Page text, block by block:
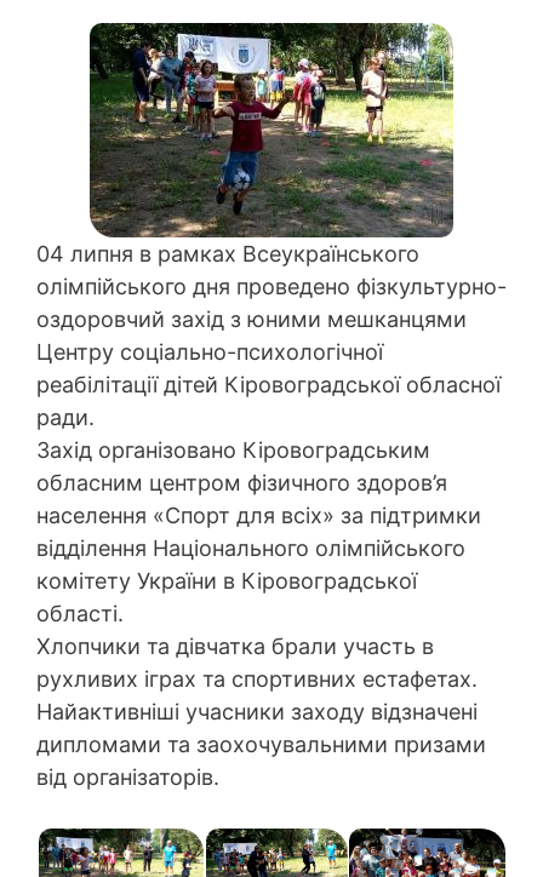
04 липня в рамках Всеукраїнського
олімпійського дня проведено фізкультурно-
оздоровчий захід з юними мешканцями
Центру соціально-психологічної
реабілітації дітей Кіровоградської обласної
ради.
Захід організовано Кіровоградським
обласним центром фізичного здоров’я
населення «Спорт для всіх» за підтримки
відділення Національного олімпійського
комітету України в Кіровоградської
області.
Хлопчики та дівчатка брали участь в
рухливих іграх та спортивних естафетах.
Найактивніші учасники заходу відзначені
дипломами та заохочувальними призами
від організаторів.